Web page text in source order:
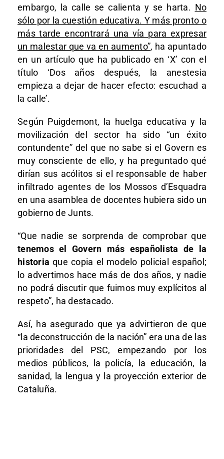
embargo, la calle se calienta y se harta. No
sólo por la cuestión educativa. Y más pronto o
más tarde encontrará una vía para expresar
un malestar que va en aumento”, ha apuntado
en un artículo que ha publicado en ‘X’ con el
título ‘Dos años después, la anestesia
empieza a dejar de hacer efecto: escuchad a
la calle’.
Según Puigdemont, la huelga educativa y la
movilización del sector ha sido “un éxito
contundente” del que no sabe si el Govern es
muy consciente de ello, y ha preguntado qué
dirían sus acólitos si el responsable de haber
infiltrado agentes de los Mossos d’Esquadra
en una asamblea de docentes hubiera sido un
gobierno de Junts.
“Que nadie se sorprenda de comprobar que
tenemos el Govern más españolista de la
historia que copia el modelo policial español;
lo advertimos hace más de dos años, y nadie
no podrá discutir que fuimos muy explícitos al
respeto”, ha destacado.
Así, ha asegurado que ya advirtieron de que
“la deconstrucción de la nación” era una de las
prioridades del PSC, empezando por los
medios públicos, la policía, la educación, la
sanidad, la lengua y la proyección exterior de
Cataluña.